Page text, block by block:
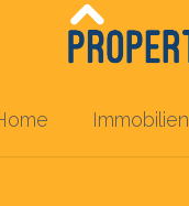
Immobilien